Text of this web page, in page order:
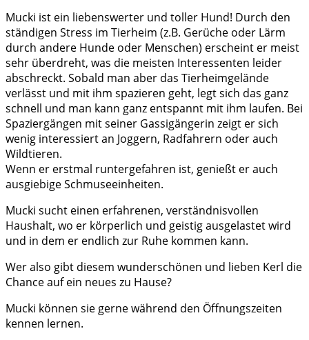
Mucki ist ein liebenswerter und toller Hund! Durch den
ständigen Stress im Tierheim (z.B. Gerüche oder Lärm
durch andere Hunde oder Menschen) erscheint er meist
sehr überdreht, was die meisten Interessenten leider
abschreckt. Sobald man aber das Tierheimgelände
verlässt und mit ihm spazieren geht, legt sich das ganz
schnell und man kann ganz entspannt mit ihm laufen. Bei
Spaziergängen mit seiner Gassigängerin zeigt er sich
wenig interessiert an Joggern, Radfahrern oder auch
Wildtieren.
Wenn er erstmal runtergefahren ist, genießt er auch
ausgiebige Schmuseeinheiten.
Mucki sucht einen erfahrenen, verständnisvollen
Haushalt, wo er körperlich und geistig ausgelastet wird
und in dem er endlich zur Ruhe kommen kann.
Wer also gibt diesem wunderschönen und lieben Kerl die
Chance auf ein neues zu Hause?
Mucki können sie gerne während den Öffnungszeiten
kennen lernen.